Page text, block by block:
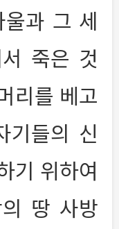
과 그 세
죽은 것
리를 베고
기들의 신
기 위하여
땅 사방